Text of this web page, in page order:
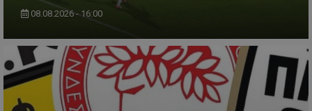
08.08.2026 - 16:00